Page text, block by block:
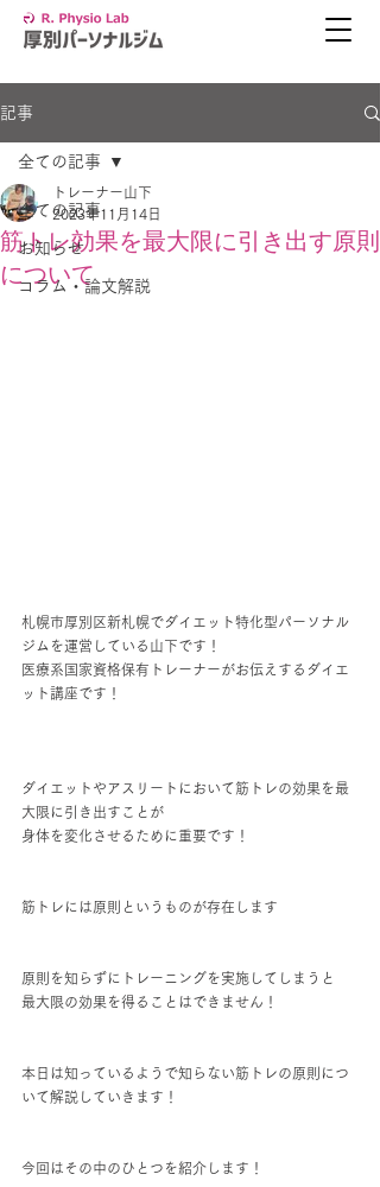
記事
全ての記事
お知らせ
コラム・論文解説
全ての記事
筋トレ効果を最大限に引き出す原則
について
トレーナー山下
2023年11月14日
札幌市厚別区新札幌でダイエット特化型パーソナル
ジムを運営している山下です！
医療系国家資格保有トレーナーがお伝えするダイエ
ット講座です！
ダイエットやアスリートにおいて筋トレの効果を最
大限に引き出すことが
身体を変化させるために重要です！
筋トレには原則というものが存在します
原則を知らずにトレーニングを実施してしまうと
最大限の効果を得ることはできません！
本日は知っているようで知らない筋トレの原則につ
いて解説していきます！
今回はその中のひとつを紹介します！